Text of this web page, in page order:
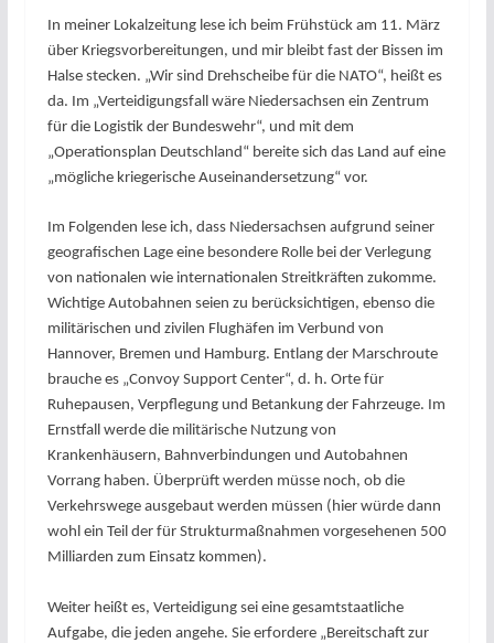
In meiner Lokalzeitung lese ich beim Frühstück am 11. März
über Kriegsvorbereitungen, und mir bleibt fast der Bissen im
Halse stecken. „Wir sind Drehscheibe für die NATO“, heißt es
da. Im „Verteidigungsfall wäre Niedersachsen ein Zentrum
für die Logistik der Bundeswehr“, und mit dem
„Operationsplan Deutschland“ bereite sich das Land auf eine
„mögliche kriegerische Auseinandersetzung“ vor.
Im Folgenden lese ich, dass Niedersachsen aufgrund seiner
geografischen Lage eine besondere Rolle bei der Verlegung
von nationalen wie internationalen Streitkräften zukomme.
Wichtige Autobahnen seien zu berücksichtigen, ebenso die
militärischen und zivilen Flughäfen im Verbund von
Hannover, Bremen und Hamburg. Entlang der Marschroute
brauche es „Convoy Support Center“, d. h. Orte für
Ruhepausen, Verpflegung und Betankung der Fahrzeuge. Im
Ernstfall werde die militärische Nutzung von
Krankenhäusern, Bahnverbindungen und Autobahnen
Vorrang haben. Überprüft werden müsse noch, ob die
Verkehrswege ausgebaut werden müssen (hier würde dann
wohl ein Teil der für Strukturmaßnahmen vorgesehenen 500
Milliarden zum Einsatz kommen).
Weiter heißt es, Verteidigung sei eine gesamtstaatliche
Aufgabe, die jeden angehe. Sie erfordere „Bereitschaft zur